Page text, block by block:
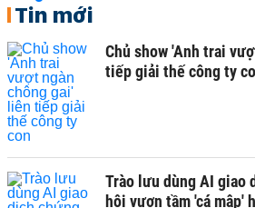
Tin mới
Chủ show 'Anh trai
tiếp giải thế công ty
Trào lưu dùng AI giao
hội vươn tầm 'cá mập'